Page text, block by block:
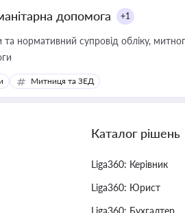
допомога +1
та нормативний супровід обліку,
Митниця та ЗЕД
Каталог рішень
Liga360: Керівник
Liga360: Юрист
Liga360: Бухгалтер